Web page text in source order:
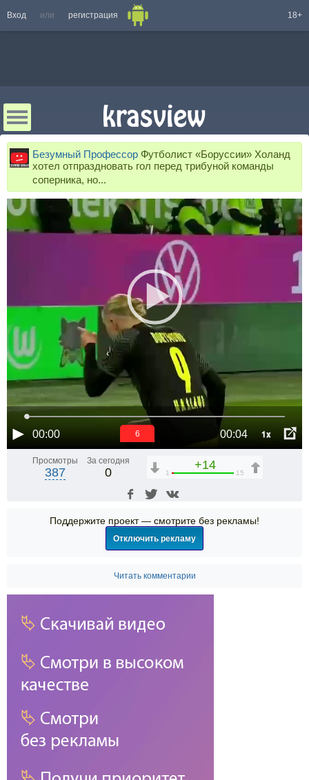
Вход или регистрация 18+
Безумный Профессор Футболист «Боруссии» Холанд
хотел отпраздновать гол перед трибуной команды
соперника, но...
00:00 00:04 1x
6
Просмотры
387
За сегодня
0
+14
1 15
Поддержите проект — смотрите без рекламы!
Отключить рекламу
Читать комментарии